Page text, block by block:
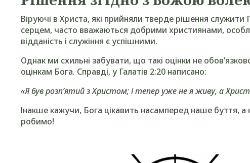
Віруючі в Христа, які прийняли тверде рішення служити
серцем, часто вважаються добрими християнами,
відданість і служіння є успішними.
Однак ми схильні забувати, що такі оцінки не
оцінкам Бога. Справді, у Галатів 2:20 написано:
«Я був розп’ятий з Христом; і тепер уже не я живу, а
Інакше кажучи, Бога цікавить насамперед наше буття,
робимо!